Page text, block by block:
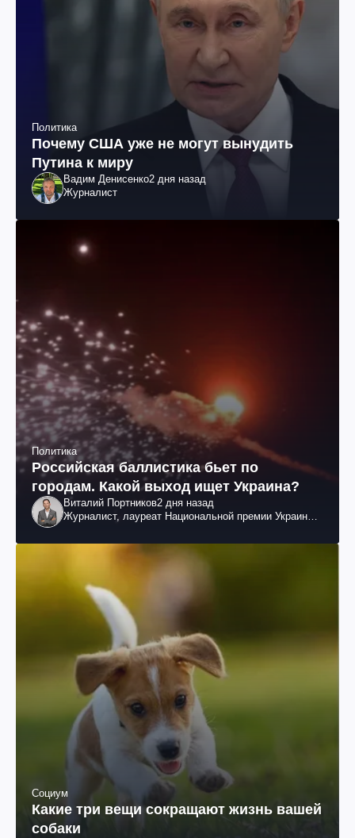
Политика
Почему США уже не могут вынудить
Путина к миру
Вадим Денисенко2 дня назад
Журналист
Политика
Российская баллистика бьет по
городам. Какой выход ищет Украина?
Виталий Портников2 дня назад
Журналист, лауреат Национальной премии Украины
Социум
Какие три вещи сокращают жизнь вашей
собаки